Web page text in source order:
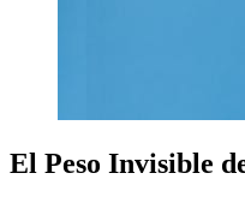
El Peso Invisible